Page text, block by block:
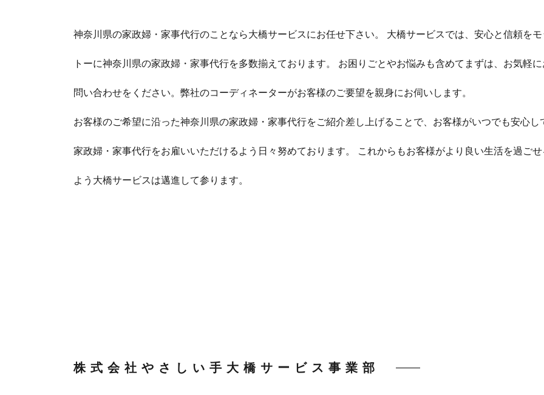
神奈川県の家政婦・家事代行のことなら大橋サービスにお任せ下さい。 大橋サービスでは、安心と信頼をモ
トーに神奈川県の家政婦・家事代行を多数揃えております。 お困りごとやお悩みも含めてまずは、お気軽に
問い合わせをください。弊社のコーディネーターがお客様のご要望を親身にお伺いします。
お客様のご希望に沿った神奈川県の家政婦・家事代行をご紹介差し上げることで、お客様がいつでも安心し
家政婦・家事代行をお雇いいただけるよう日々努めております。 これからもお客様がより良い生活を過ごせ
よう大橋サービスは邁進して参ります。
株式会社やさしい手 大橋サービス事業部